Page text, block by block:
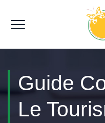
Guide
Le